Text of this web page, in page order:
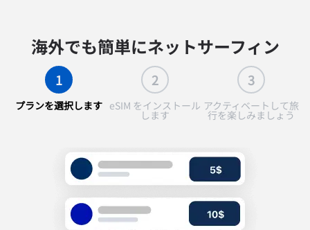
海外でも簡単にネットサーフィン
1
プランを選択します
2
eSIM をインストール
します
3
アクティベートして旅
行を楽しみましょう